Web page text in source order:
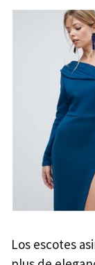
Los escotes